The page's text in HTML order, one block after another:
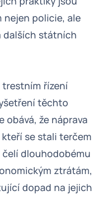
nejen policie, ale
dalších státních
řízení
těchto
obává, že náprava
se stali terčem
dlouhodobému
ztrátám,
dopad na jejich